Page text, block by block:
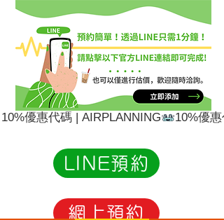
10%優惠代碼 | AIRPLANNING
LINE預約
網上預約